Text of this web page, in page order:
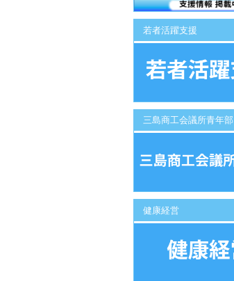
若者活躍支援
三島商工会議所青年部
健康経営